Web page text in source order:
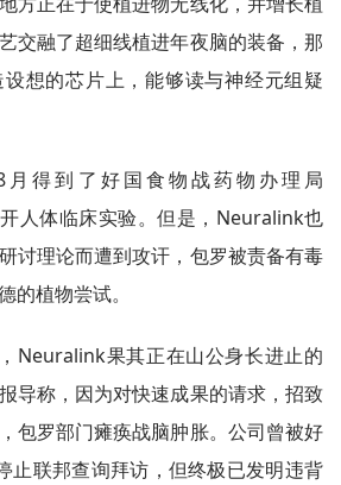
交融了超细线植进年夜脑的装备，那
想的芯片上，能够读与神经元组疑
得到了好国食物战药物办理局
开人体临床实验。但是，Neuralink也
讨理论而遭到攻讦，包罗被责备有毒
的植物尝试。
Neuralink果其正在山公身长进止的
导称，因为对快速成果的请求，招致
包罗部门瘫痪战脑肿胀。公司曾被好
止联邦查询拜访，但终极已发明违背